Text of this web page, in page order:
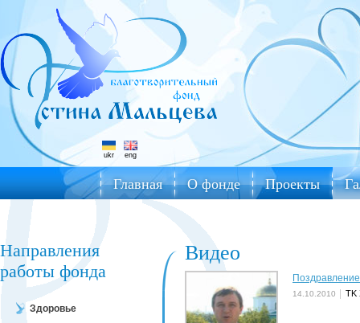
ukr eng
Главная О фонде Проекты
Направления
работы фонда
Здоровье
Видео
14.10.2010 TK